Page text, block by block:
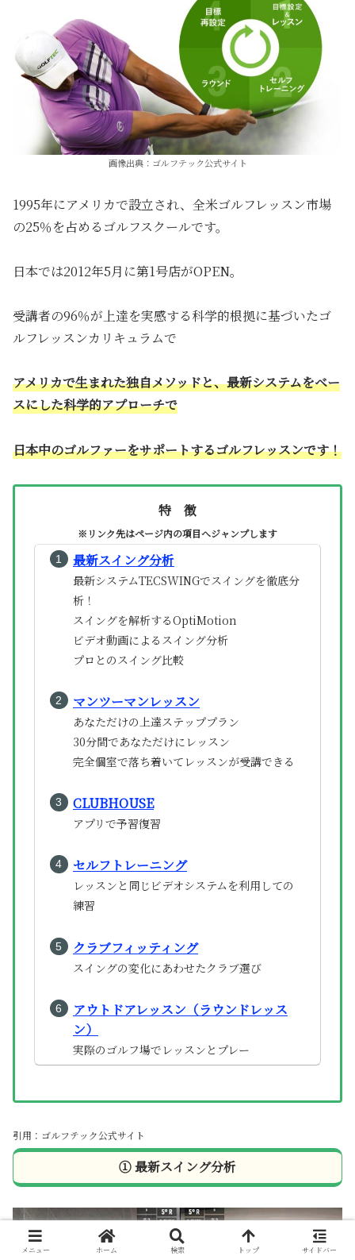
画像出典：ゴルフテック公式サイト
1995年にアメリカで設立され、全米ゴルフレッスン市場
の25％を占めるゴルフスクールです。
日本では2012年5月に第1号店がOPEN。
受講者の96％が上達を実感する科学的根拠に基づいたゴ
ルフレッスンカリキュラムで
アメリカで生まれた独自メソッドと、最新システムをベー
スにした科学的アプローチで
日本中のゴルファーをサポートするゴルフレッスンです！
特 徴
※リンク先はページ内の項目へジャンプします
最新スイング分析
最新システムTECSWINGでスイングを徹底分
析！
スイングを解析するOptiMotion
ビデオ動画によるスイング分析
プロとのスイング比較
マンツーマンレッスン
あなただけの上達ステッププラン
30分間であなただけにレッスン
完全個室で落ち着いてレッスンが受講できる
CLUBHOUSE
アプリで予習復習
セルフトレーニング
レッスンと同じビデオシステムを利用しての
練習
クラブフィッティング
スイングの変化にあわせたクラブ選び
アウトドアレッスン（ラウンドレッス
ン）
実際のゴルフ場でレッスンとプレー
引用：ゴルフテック公式サイト
①最新スイング分析
メニュー ホーム 検索 トップ サイドバー